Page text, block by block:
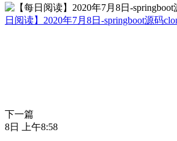
日阅读】2020年7月8日-springboot源码
下一篇
8日 上午8:58